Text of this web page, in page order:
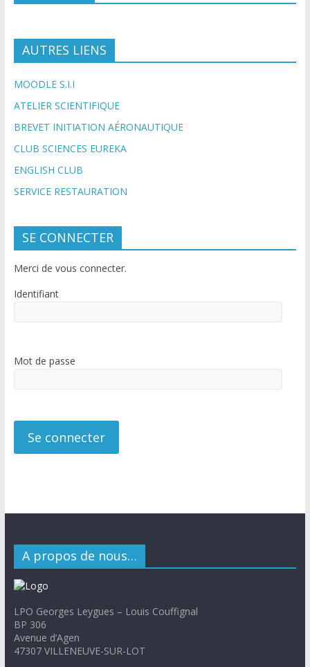
AUTRES LIENS
MOODLE S.I.I
ATELIER SCIENTIFIQUE
BREVET INITIATION AÉRONAUTIQUE
CLUB SCIENCES EUREKA
ENGLISH CLUB
SERVICE RESTAURATION
SE CONNECTER
Merci de vous connecter.
Identifiant
Mot de passe
A propos de nous…
LPO Georges Leygues – Louis Couffignal
BP 306
Avenue d’Agen
47307 VILLENEUVE-SUR-LOT